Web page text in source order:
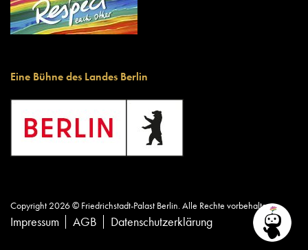
Eine Bühne des Landes Berlin
Copyright 2026 © Friedrichstadt-Palast Berlin. Alle Rechte vorbehalten.
Impressum AGB Datenschutzerklärung